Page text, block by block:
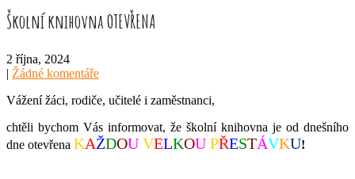
Školní knihovna OTEVŘENA
2 října, 2024
| Žádné komentáře
Vážení žáci, rodiče, učitelé i zaměstnanci,
chtěli bychom Vás informovat, že školní knihovna je od dnešního
dne otevřena KAŽDOU VELKOU PŘESTÁVKU!